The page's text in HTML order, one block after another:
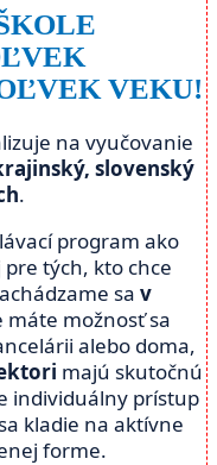
VEKU!
na vyučovanie
slovenský
.
program ako
tých, kto chce
sa v
máte možnosť sa
alebo doma,
majú skutočnú
individuálny prístup
kladie na aktívne
forme.